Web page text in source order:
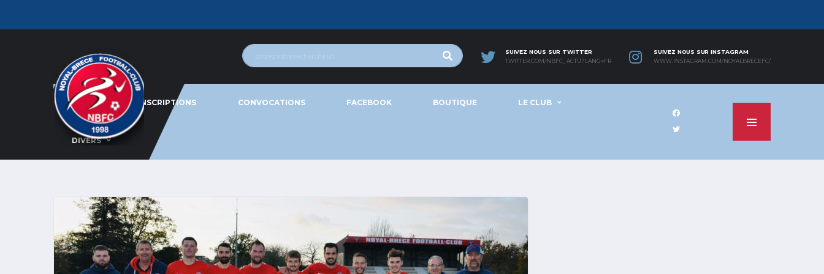
SUIVEZ NOUS SUR TWITTER
TWITTER.COM/NBFC_ACTU?LANG=FR
SUIVEZ NOUS SUR INSTAGRAM
WWW.INSTAGRAM.COM/NOYALBRECEFC/
ACTU INSCRIPTIONS CONVOCATIONS FACEBOOK BOUTIQUE LE CLUB
DIVERS